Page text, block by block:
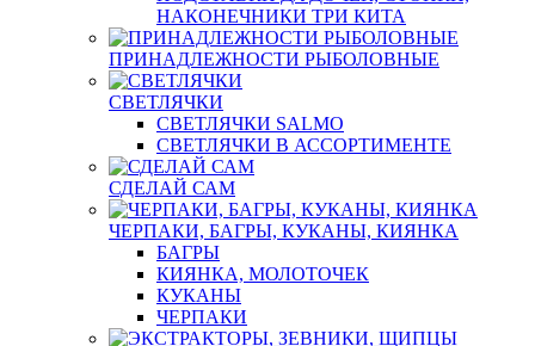
НАКОНЕЧНИКИ ТРИ КИТА
ПРИНАДЛЕЖНОСТИ РЫБОЛОВНЫЕ
СВЕТЛЯЧКИ
СВЕТЛЯЧКИ SALMO
СВЕТЛЯЧКИ В АССОРТИМЕНТЕ
СДЕЛАЙ САМ
ЧЕРПАКИ, БАГРЫ, КУКАНЫ, КИЯНКА
БАГРЫ
КИЯНКА, МОЛОТОЧЕК
КУКАНЫ
ЧЕРПАКИ